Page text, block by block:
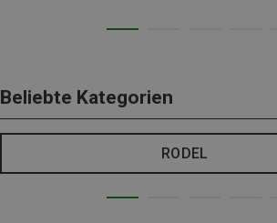
Beliebte Kategorien
RODEL